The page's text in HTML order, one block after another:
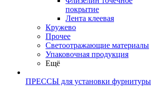
покрытие
Лента клеевая
Кружево
Прочее
Светоотражающие материалы
Упаковочная продукция
Ещё
ПРЕССЫ для установки фурнитуры